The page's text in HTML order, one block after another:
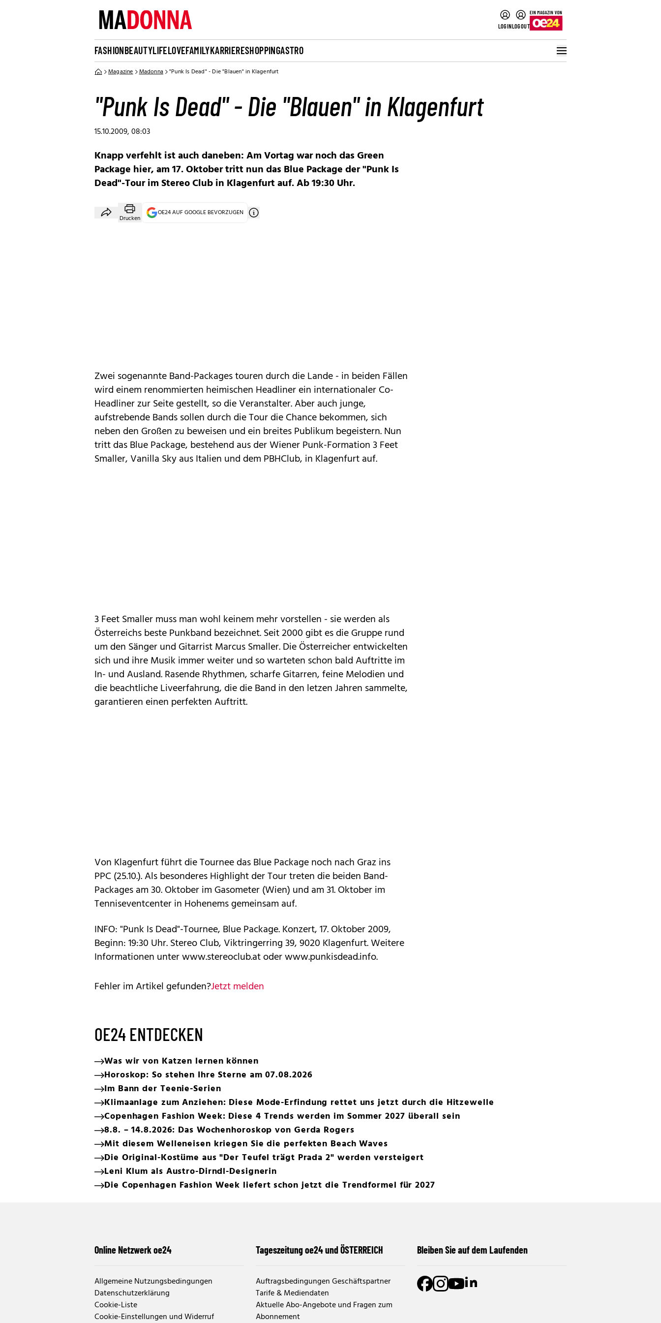
LOGINLOGOUT
FASHIONBEAUTYLIFELOVEFAMILYKARRIERESHOPPINGASTRO
Magazine Madonna "Punk Is Dead" - Die "Blauen" in Klagenfurt
"Punk Is Dead" - Die "Blauen" in Klagenfurt
15.10.2009, 08:03
Knapp verfehlt ist auch daneben: Am Vortag war noch das Green
Package hier, am 17. Oktober tritt nun das Blue Package der "Punk Is
Dead"-Tour im Stereo Club in Klagenfurt auf. Ab 19:30 Uhr.
Drucken
OE24 AUF GOOGLE BEVORZUGEN
Zwei sogenannte Band-Packages touren durch die Lande - in beiden Fällen
wird einem renommierten heimischen Headliner ein internationaler Co-
Headliner zur Seite gestellt, so die Veranstalter. Aber auch junge,
aufstrebende Bands sollen durch die Tour die Chance bekommen, sich
neben den Großen zu beweisen und ein breites Publikum begeistern. Nun
tritt das Blue Package, bestehend aus der Wiener Punk-Formation 3 Feet
Smaller, Vanilla Sky aus Italien und dem PBHClub, in Klagenfurt auf.
3 Feet Smaller muss man wohl keinem mehr vorstellen - sie werden als
Österreichs beste Punkband bezeichnet. Seit 2000 gibt es die Gruppe rund
um den Sänger und Gitarrist Marcus Smaller. Die Österreicher entwickelten
sich und ihre Musik immer weiter und so warteten schon bald Auftritte im
In- und Ausland. Rasende Rhythmen, scharfe Gitarren, feine Melodien und
die beachtliche Liveerfahrung, die die Band in den letzen Jahren sammelte,
garantieren einen perfekten Auftritt.
Von Klagenfurt führt die Tournee das Blue Package noch nach Graz ins
PPC (25.10.). Als besonderes Highlight der Tour treten die beiden Band-
Packages am 30. Oktober im Gasometer (Wien) und am 31. Oktober im
Tenniseventcenter in Hohenems gemeinsam auf.
INFO: "Punk Is Dead"-Tournee, Blue Package. Konzert, 17. Oktober 2009,
Beginn: 19:30 Uhr. Stereo Club, Viktringerring 39, 9020 Klagenfurt. Weitere
Informationen unter www.stereoclub.at oder www.punkisdead.info.
Fehler im Artikel gefunden?Jetzt melden
OE24 ENTDECKEN
Was wir von Katzen lernen können
Horoskop: So stehen Ihre Sterne am 07.08.2026
Im Bann der Teenie-Serien
Klimaanlage zum Anziehen: Diese Mode-Erfindung rettet uns jetzt durch die Hitzewelle
Copenhagen Fashion Week: Diese 4 Trends werden im Sommer 2027 überall sein
8.8. – 14.8.2026: Das Wochenhoroskop von Gerda Rogers
Mit diesem Welleneisen kriegen Sie die perfekten Beach Waves
Die Original-Kostüme aus "Der Teufel trägt Prada 2" werden versteigert
Leni Klum als Austro-Dirndl-Designerin
Die Copenhagen Fashion Week liefert schon jetzt die Trendformel für 2027
Online Netzwerk oe24
Allgemeine Nutzungsbedingungen
Datenschutzerklärung
Cookie-Liste
Cookie-Einstellungen und Widerruf
Tageszeitung oe24 und ÖSTERREICH
Auftragsbedingungen Geschäftspartner
Tarife & Mediendaten
Aktuelle Abo-Angebote und Fragen zum
Abonnement
Bleiben Sie auf dem Laufenden